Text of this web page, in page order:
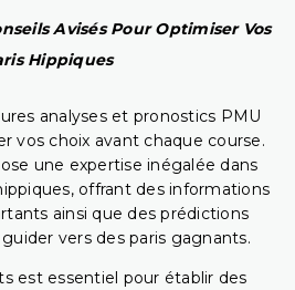
Avisés Pour Optimiser Vos
Hippiques
analyses et pronostics PMU
vos choix avant chaque course.
une expertise inégalée dans
offrant des informations
ainsi que des prédictions
vers des paris gagnants.
est essentiel pour établir des